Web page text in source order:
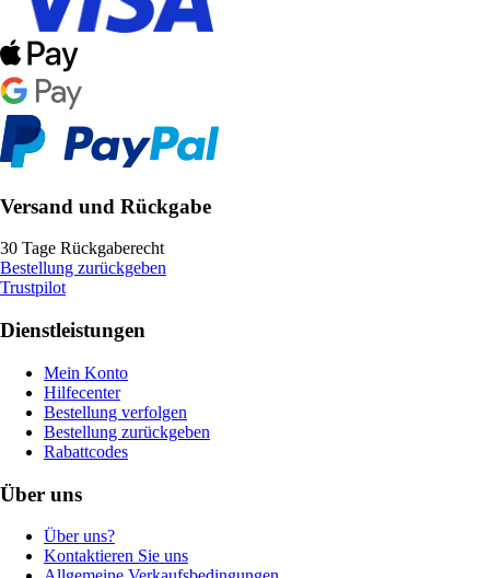
Versand und Rückgabe
30 Tage Rückgaberecht
Bestellung zurückgeben
Trustpilot
Dienstleistungen
Mein Konto
Hilfecenter
Bestellung verfolgen
Bestellung zurückgeben
Rabattcodes
Über uns
Über uns?
Kontaktieren Sie uns